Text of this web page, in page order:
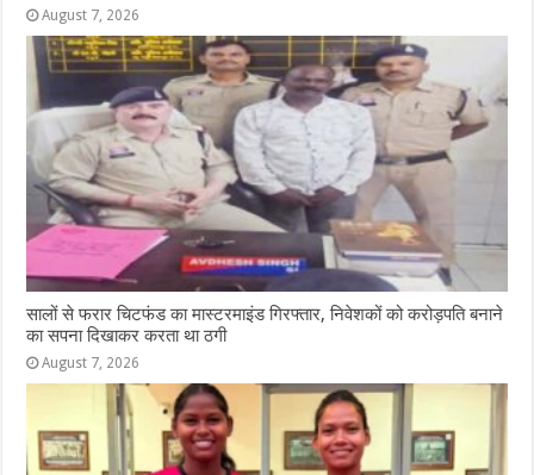
August 7, 2026
सालों से फरार चिटफंड का मास्टरमाइंड गिरफ्तार, निवेशकों को करोड़पति बनाने
का सपना दिखाकर करता था ठगी
August 7, 2026